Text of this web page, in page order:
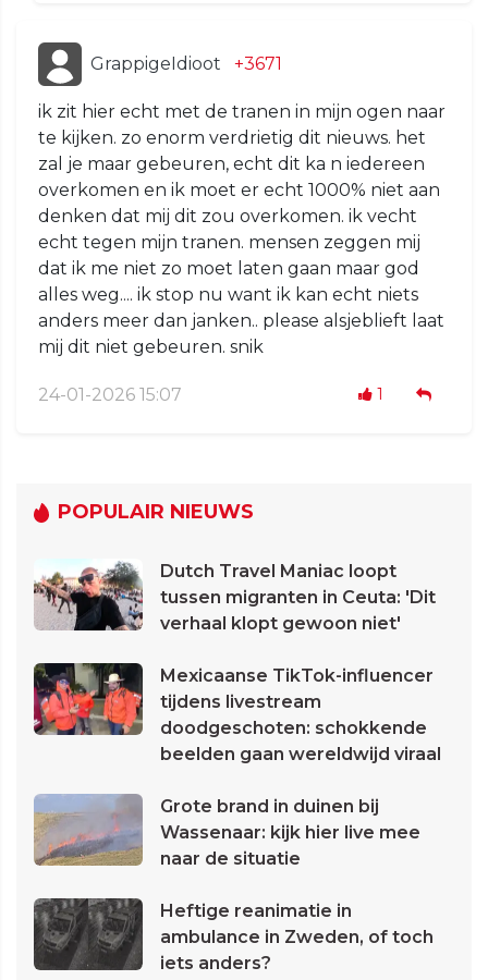
GrappigeIdioot +3671
ik zit hier echt met de tranen in mijn ogen naar
te kijken. zo enorm verdrietig dit nieuws. het
zal je maar gebeuren, echt dit ka n iedereen
overkomen en ik moet er echt 1000% niet aan
denken dat mij dit zou overkomen. ik vecht
echt tegen mijn tranen. mensen zeggen mij
dat ik me niet zo moet laten gaan maar god
alles weg.... ik stop nu want ik kan echt niets
anders meer dan janken.. please alsjeblieft laat
mij dit niet gebeuren. snik
24-01-2026 15:07 1
POPULAIR NIEUWS
Dutch Travel Maniac loopt
tussen migranten in Ceuta: 'Dit
verhaal klopt gewoon niet'
Mexicaanse TikTok-influencer
tijdens livestream
doodgeschoten: schokkende
beelden gaan wereldwijd viraal
Grote brand in duinen bij
Wassenaar: kijk hier live mee
naar de situatie
Heftige reanimatie in
ambulance in Zweden, of toch
iets anders?